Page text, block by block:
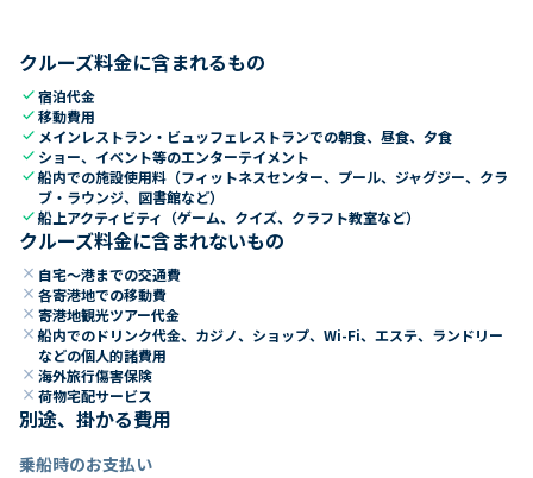
クルーズ料金に含まれるもの
check宿泊代金
check移動費用
check メインレストラン・ビュッフェレストランでの朝食、昼食、夕食
check ショー、イベント等のエンターテイメント
check船内での施設使用料（フィットネスセンター、プール、ジャグジー、クラ
ブ・ラウンジ、図書館など）
check船上アクティビティ（ゲーム、クイズ、クラフト教室など）
クルーズ料金に含まれないもの
close 自宅～港までの交通費
close 各寄港地での移動費
close 寄港地観光ツアー代金
close 船内でのドリンク代金、カジノ、ショップ、Wi-Fi、エステ、ランドリー
などの個人的諸費用
close 海外旅行傷害保険
close 荷物宅配サービス
別途、掛かる費用
乗船時のお支払い